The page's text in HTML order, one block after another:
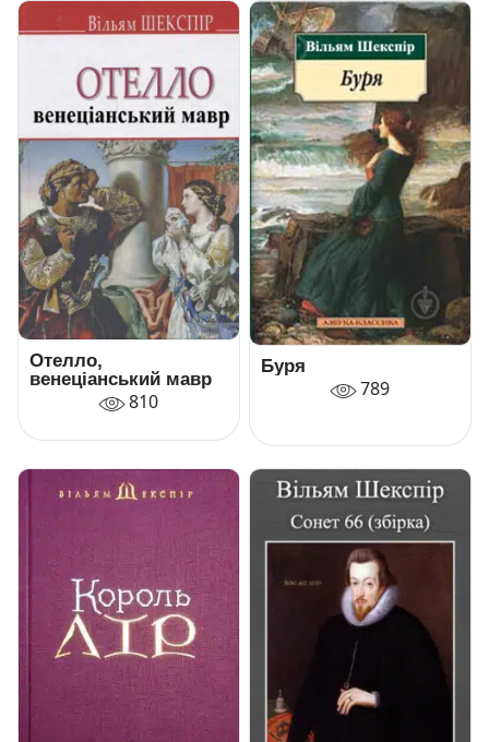
Отелло,
венеціанський мавр
810
Буря
789